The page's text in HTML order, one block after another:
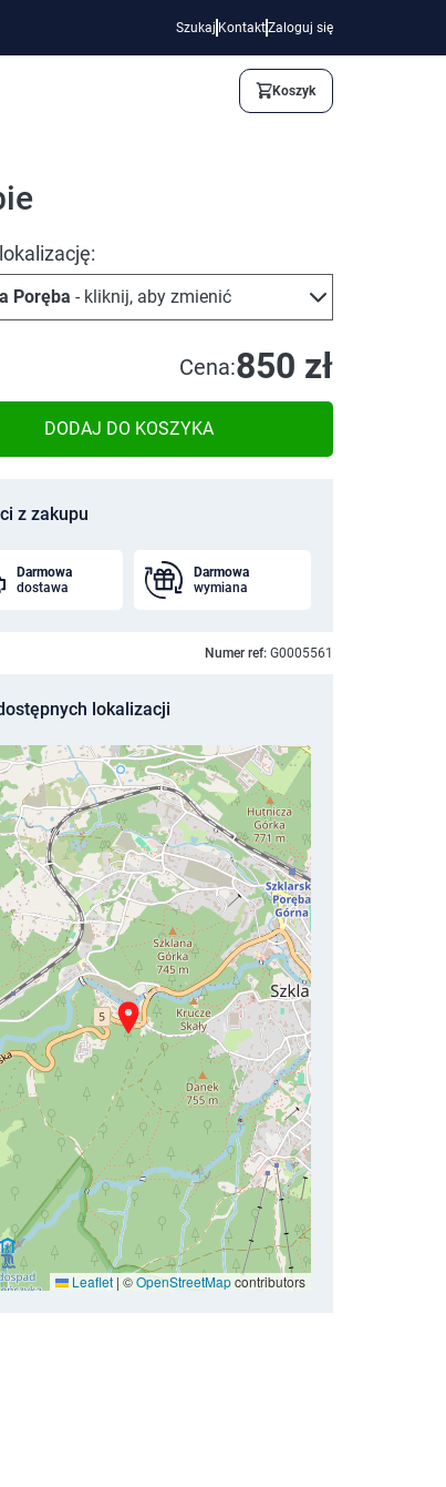
Szukaj KontaktZaloguj się
Koszyk
Poręba - kliknij, aby zmienić
Cena:850 zł
DODAJ DO KOSZYKA
z zakupu
Darmowa
dostawa
Darmowa
wymiana
Numer ref: G0005561
lokalizacji
Leaflet | ©OpenStreetMapcontributors